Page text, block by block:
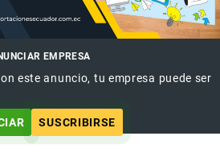
EMPRESA
este anuncio, tu empresa puede ser
SUSCRIBIRSE